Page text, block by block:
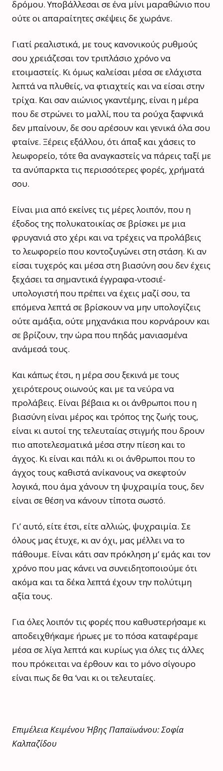
δρόμου. Υποβάλλεσαι σε ένα μίνι μαραθώνιο που
ούτε οι απαραίτητες σκέψεις δε χωράνε.
Γιατί ρεαλιστικά, με τους κανονικούς ρυθμούς
σου χρειάζεσαι τον τριπλάσιο χρόνο να
ετοιμαστείς. Κι όμως καλείσαι μέσα σε ελάχιστα
λεπτά να πλυθείς, να φτιαχτείς και να είσαι στην
τρίχα. Και σαν αιώνιος γκαντέμης, είναι η μέρα
που δε στρώνει το μαλλί, που τα ρούχα ξαφνικά
δεν μπαίνουν, δε σου αρέσουν και γενικά όλα σου
φταίνε. Ξέρεις εξάλλου, ότι άπαξ και χάσεις το
λεωφορείο, τότε θα αναγκαστείς να πάρεις ταξί με
τα ανύπαρκτα τις περισσότερες φορές, χρήματά
σου.
Είναι μια από εκείνες τις μέρες λοιπόν, που η
έξοδος της πολυκατοικίας σε βρίσκει με μια
φρυγανιά στο χέρι και να τρέχεις να προλάβεις
το λεωφορείο που κοντοζυγώνει στη στάση. Κι αν
είσαι τυχερός και μέσα στη βιασύνη σου δεν έχεις
ξεχάσει τα σημαντικά έγγραφα-ντοσιέ-
υπολογιστή που πρέπει να έχεις μαζί σου, τα
επόμενα λεπτά σε βρίσκουν να μην υπολογίζεις
ούτε αμάξια, ούτε μηχανάκια που κορνάρουν και
σε βρίζουν, την ώρα που πηδάς μανιασμένα
ανάμεσά τους.
Και κάπως έτσι, η μέρα σου ξεκινά με τους
χειρότερους οιωνούς και με τα νεύρα να
προλάβεις. Είναι βέβαια κι οι άνθρωποι που η
βιασύνη είναι μέρος και τρόπος της ζωής τους,
είναι κι αυτοί της τελευταίας στιγμής που δρουν
πιο αποτελεσματικά μέσα στην πίεση και το
άγχος. Κι είναι και πάλι κι οι άνθρωποι που το
άγχος τους καθιστά ανίκανους να σκεφτούν
λογικά, που άμα χάνουν τη ψυχραιμία τους, δεν
είναι σε θέση να κάνουν τίποτα σωστό.
Γι’ αυτό, είτε έτσι, είτε αλλιώς, ψυχραιμία. Σε
όλους μας έτυχε, κι αν όχι, μας μέλλει να το
πάθουμε. Είναι κάτι σαν πρόκληση μ’ εμάς και τον
χρόνο που μας κάνει να συνειδητοποιούμε ότι
ακόμα και τα δέκα λεπτά έχουν την πολύτιμη
αξία τους.
Για όλες λοιπόν τις φορές που καθυστερήσαμε κι
αποδειχθήκαμε ήρωες με το πόσα καταφέραμε
μέσα σε λίγα λεπτά και κυρίως για όλες τις άλλες
που πρόκειται να έρθουν και το μόνο σίγουρο
είναι πως δε θα ‘ναι κι οι τελευταίες.
Επιμέλεια Κειμένου Ήβης Παπαϊωάνου: Σοφία
Καλπαζίδου